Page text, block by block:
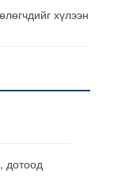
хүлээн
дотоод